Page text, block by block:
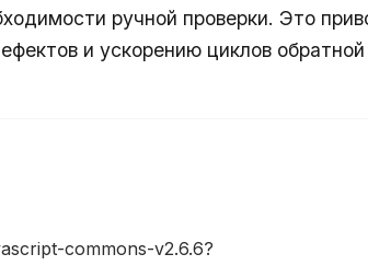
ручной проверки. Это
и ускорению циклов обратной
commons-v2.6.6?